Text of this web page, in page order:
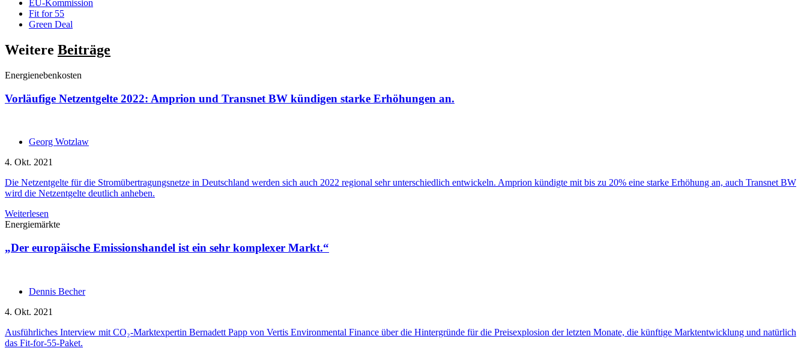
EU-Kommission
Fit for 55
Green Deal
Weitere Beiträge
Energienebenkosten
Vorläufige Netzentgelte 2022: Amprion und Transnet BW kündigen starke Erhöhungen an.
Georg Wotzlaw
4. Okt. 2021
Die Netzentgelte für die Stromübertragungsnetze in Deutschland werden sich auch 2022 regional sehr unterschiedlich entwickeln. Amprion kündigte mit bis zu 20% eine starke Erhöhung an, auch Transnet BW
wird die Netzentgelte deutlich anheben.
Weiterlesen
Energiemärkte
„Der europäische Emissionshandel ist ein sehr komplexer Markt.“
Dennis Becher
4. Okt. 2021
Ausführliches Interview mit CO₂-Marktexpertin Bernadett Papp von Vertis Environmental Finance über die Hintergründe für die Preisexplosion der letzten Monate, die künftige Marktentwicklung und natürlich
das Fit-for-55-Paket.